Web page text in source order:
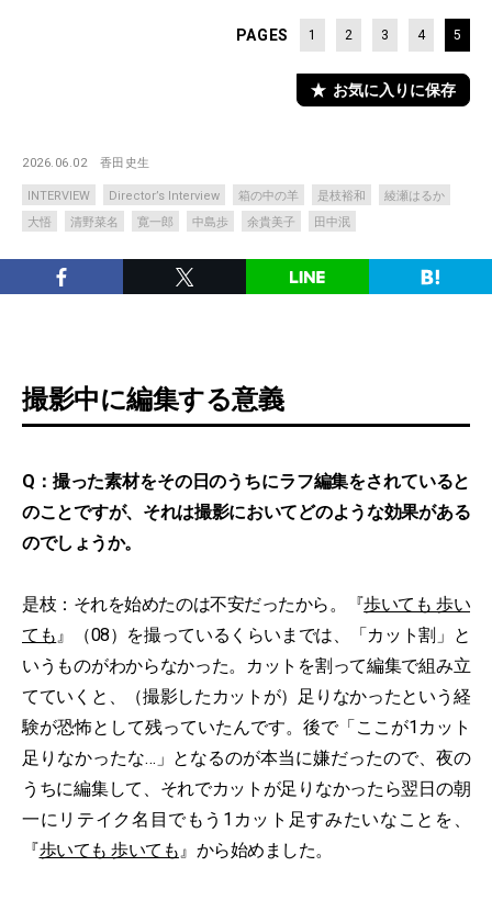
PAGES 1 2 3 4 5
お気に入りに保存
2026.06.02 香田史生
INTERVIEW Director’s Interview 箱の中の羊 是枝裕和
綾瀬はるか
大悟
清野菜名 寛一郎 中島歩 余貴美子 田中泯
撮影中に編集する意義
Q：撮った素材をその日のうちにラフ編集をされていると
のことですが、それは撮影においてどのような効果がある
のでしょうか。
是枝：それを始めたのは不安だったから。『歩いても 歩い
ても』（08）を撮っているくらいまでは、「カット割」と
いうものがわからなかった。カットを割って編集で組み立
てていくと、（撮影したカットが）足りなかったという経
験が恐怖として残っていたんです。後で「ここが1カット
足りなかったな…」となるのが本当に嫌だったので、夜の
うちに編集して、それでカットが足りなかったら翌日の朝
一にリテイク名目でもう1カット足すみたいなことを、
『歩いても 歩いても』から始めました。